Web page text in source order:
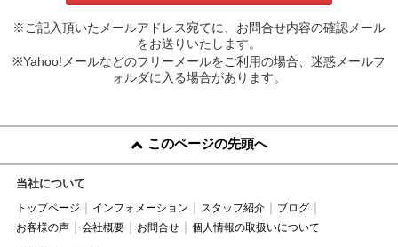
※ご記入頂いたメールアドレス宛てに、お問合せ内容の確認メール
をお送りいたします。
※Yahoo!メールなどのフリーメールをご利用の場合、迷惑メールフ
ォルダに入る場合があります。
このページの先頭へ
当社について
トップページ インフォメーション スタッフ紹介
ブログ
お客様の声
会社概要 お問合せ 個人情報の取扱いについて